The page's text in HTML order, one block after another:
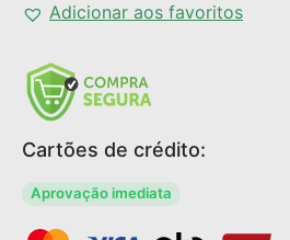
Adicionar aos favoritos
Cartões de crédito:
Aprovação imediata